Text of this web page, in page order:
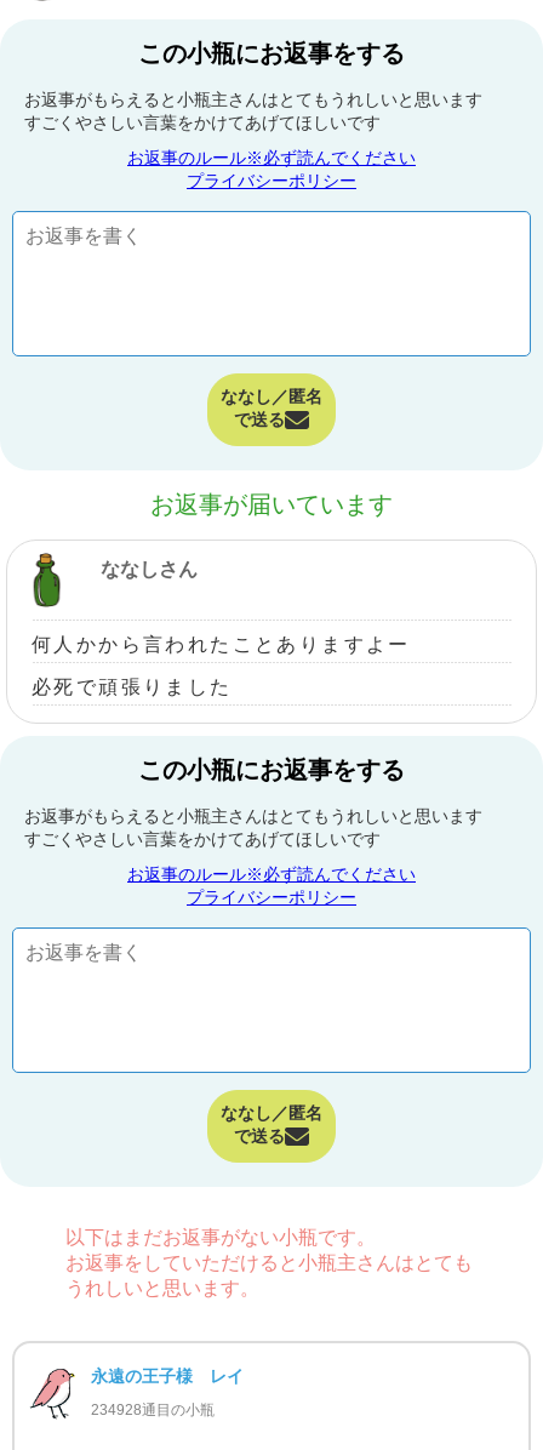
この小瓶にお返事をする
お返事がもらえると小瓶主さんはとてもうれしいと思います
すごくやさしい言葉をかけてあげてほしいです
お返事のルール※必ず読んでください
プライバシーポリシー
ななし／匿名
で送る
お返事が届いています
ななしさん
何人かから言われたことありますよー
必死で頑張りました
この小瓶にお返事をする
お返事がもらえると小瓶主さんはとてもうれしいと思います
すごくやさしい言葉をかけてあげてほしいです
お返事のルール※必ず読んでください
プライバシーポリシー
ななし／匿名
で送る
以下はまだお返事がない小瓶です。
お返事をしていただけると小瓶主さんはとても
うれしいと思います。
永遠の王子様 レイ
234928通目の小瓶